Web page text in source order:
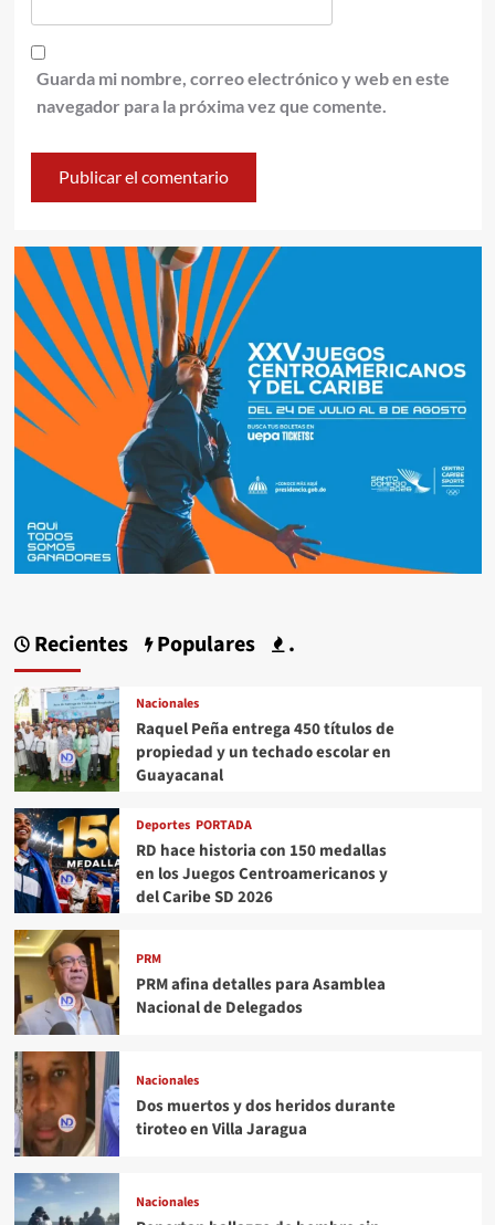
Guarda mi nombre, correo electrónico y web en este
navegador para la próxima vez que comente.
Recientes Populares .
Nacionales
Raquel Peña entrega 450 títulos de
propiedad y un techado escolar en
Guayacanal
Deportes PORTADA
RD hace historia con 150 medallas
en los Juegos Centroamericanos y
del Caribe SD 2026
PRM
PRM afina detalles para Asamblea
Nacional de Delegados
Nacionales
Dos muertos y dos heridos durante
tiroteo en Villa Jaragua
Nacionales